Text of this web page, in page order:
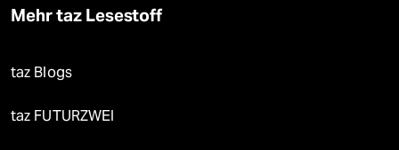
Mehr taz Lesestoff
taz Blogs
taz FUTURZWEI